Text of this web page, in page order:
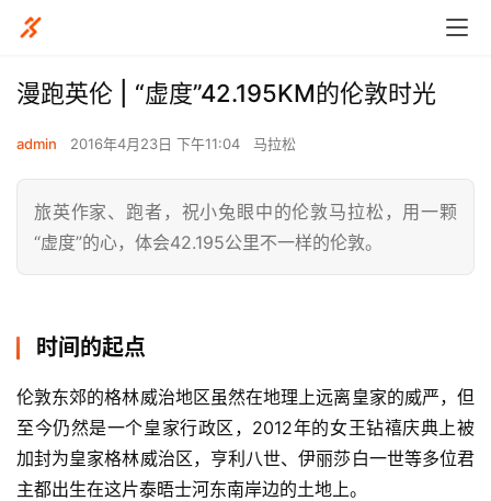
漫跑英伦 | “虚度”42.195KM的伦敦时光
admin 2016年4月23日 下午11:04 马拉松
旅英作家、跑者，祝小兔眼中的伦敦马拉松，用一颗
“虚度”的心，体会42.195公里不一样的伦敦。
时间的起点
伦敦东郊的格林威治地区虽然在地理上远离皇家的威严，但
至今仍然是一个皇家行政区，2012年的女王钻禧庆典上被
加封为皇家格林威治区，亨利八世、伊丽莎白一世等多位君
主都出生在这片泰晤士河东南岸边的土地上。